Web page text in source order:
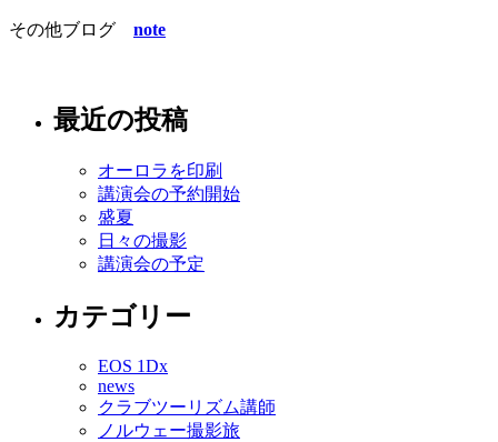
その他ブログ note
最近の投稿
オーロラを印刷
講演会の予約開始
盛夏
日々の撮影
講演会の予定
カテゴリー
EOS 1Dx
news
クラブツーリズム講師
ノルウェー撮影旅